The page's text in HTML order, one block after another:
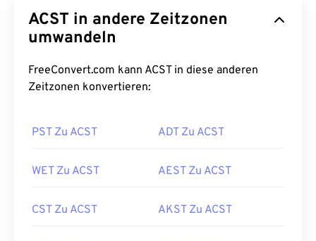
ACST in andere Zeitzonen
umwandeln
FreeConvert.com kann ACST in diese anderen
Zeitzonen konvertieren:
PST Zu ACST ADT Zu ACST
WET Zu ACST AEST Zu ACST
CST Zu ACST AKST Zu ACST